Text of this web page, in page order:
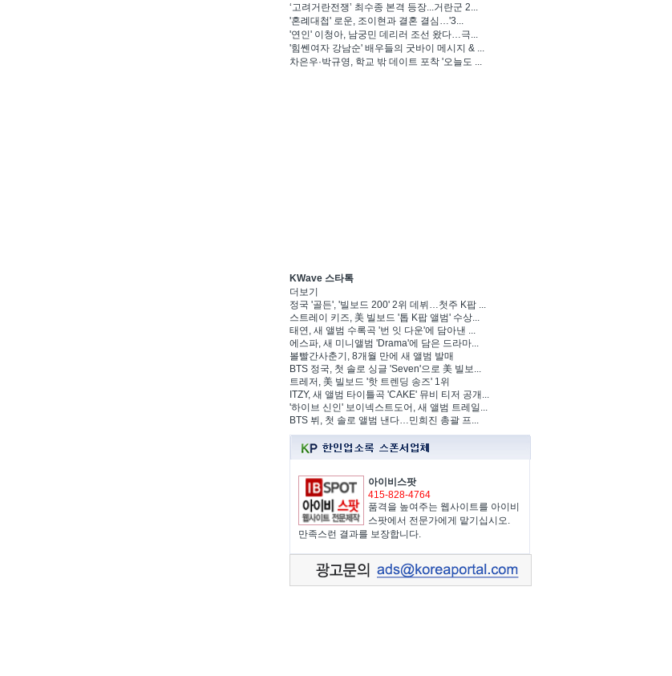
‘고려거란전쟁’ 최수종 본격 등장...거란군 2...
'혼례대첩' 로운, 조이현과 결혼 결심…'3...
'연인' 이청아, 남궁민 데리러 조선 왔다…극...
'힘쎈여자 강남순' 배우들의 굿바이 메시지 & ...
차은우·박규영, 학교 밖 데이트 포착 '오늘도 ...
KWave 스타톡
더보기
정국 '골든', '빌보드 200' 2위 데뷔…첫주 K팝 ...
스트레이 키즈, 美 빌보드 '톱 K팝 앨범' 수상...
태연, 새 앨범 수록곡 '번 잇 다운'에 담아낸 ...
에스파, 새 미니앨범 'Drama'에 담은 드라마...
볼빨간사춘기, 8개월 만에 새 앨범 발매
BTS 정국, 첫 솔로 싱글 'Seven'으로 美 빌보...
트레저, 美 빌보드 '핫 트렌딩 송즈' 1위
ITZY, 새 앨범 타이틀곡 'CAKE' 뮤비 티저 공개...
'하이브 신인' 보이넥스트도어, 새 앨범 트레일...
BTS 뷔, 첫 솔로 앨범 낸다…민희진 총괄 프...
아이비스팟
415-828-4764
품격을 높여주는 웹사이트를 아이비
스팟에서 전문가에게 맡기십시오.
만족스런 결과를 보장합니다.